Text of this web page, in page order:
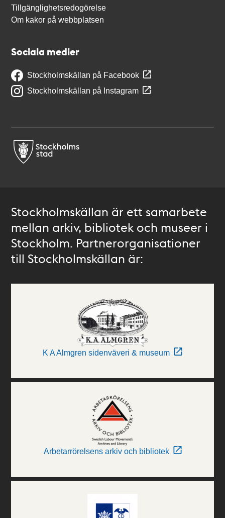
Tillgänglighetsredogörelse
Om kakor på webbplatsen
Sociala medier
Stockholmskällan på Facebook
Stockholmskällan på Instagram
Stockholmskällan är ett samarbete
mellan arkiv, bibliotek och museer i
Stockholm. Partnerorganisationer
till Stockholmskällan är:
K A Almgren sidenväveri & museum
Arbetarrörelsens arkiv och bibliotek